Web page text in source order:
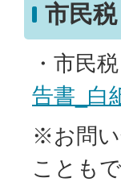
市民
・市民
告書_白
※お問い
ことも